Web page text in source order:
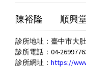
陳裕隆 順興
診所地址：臺中市大
診所電話：04-
診所網址： https://